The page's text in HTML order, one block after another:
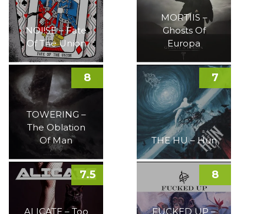
NOI!SE – Fate
Of The Union
MORTIIS –
Ghosts Of
Europa
TOWERING –
The Oblation
Of Man
8
THE HU – Hun
7
ALICATE – Too
7.5
FUCKED UP –
8